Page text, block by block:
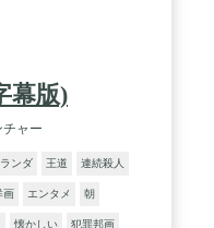
幕版)
ャー
ンダ 王道 連続殺人
画 エンタメ 朝
懐かしい 犯罪邦画